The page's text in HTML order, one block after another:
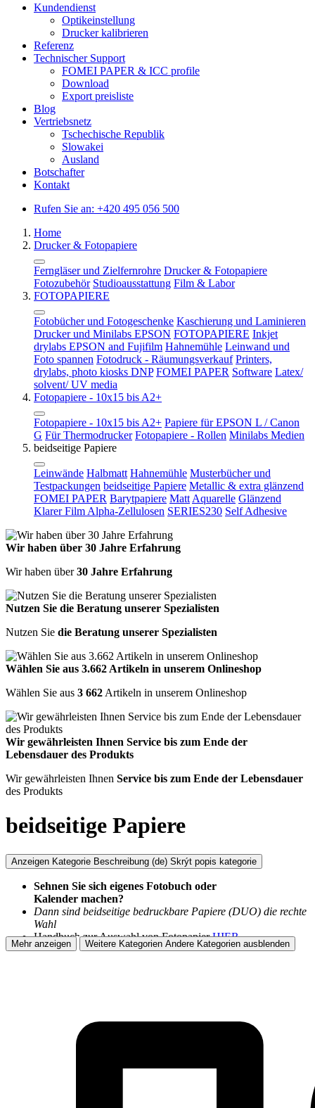
Kundendienst
Optikeinstellung
Drucker kalibrieren
Referenz
Technischer Support
FOMEI PAPER & ICC profile
Download
Export preisliste
Blog
Vertriebsnetz
Tschechische Republik
Slowakei
Ausland
Botschafter
Kontakt
Rufen Sie an: +420 495 056 500
Home
Drucker & Fotopapiere
Ferngläser und Zielfernrohre Drucker & Fotopapiere
Fotozubehör Studioausstattung Film & Labor
FOTOPAPIERE
Fotobücher und Fotogeschenke Kaschierung und Laminieren
Drucker und Minilabs EPSON FOTOPAPIERE Inkjet
drylabs EPSON and Fujifilm Hahnemühle Leinwand und
Foto spannen Fotodruck - Räumungsverkauf Printers,
drylabs, photo kiosks DNP FOMEI PAPER Software Latex/
solvent/ UV media
Fotopapiere - 10x15 bis A2+
Fotopapiere - 10x15 bis A2+ Papiere für EPSON L / Canon
G Für Thermodrucker Fotopapiere - Rollen Minilabs Medien
beidseitige Papiere
Leinwände Halbmatt Hahnemühle Musterbücher und
Testpackungen beidseitige Papiere Metallic & extra glänzend
FOMEI PAPER Barytpapiere Matt Aquarelle Glänzend
Klarer Film Alpha-Zellulosen SERIES230 Self Adhesive
Wir haben über 30 Jahre Erfahrung
Wir haben über30 Jahre Erfahrung
Nutzen Sie die Beratung unserer Spezialisten
Nutzen Sie die Beratung unserer Spezialisten
Wählen Sie aus 3.662 Artikeln in unserem Onlineshop
Wählen Sie aus 3 662 Artikeln in unserem Onlineshop
Wir gewährleisten Ihnen Service bis zum Ende der
Lebensdauer des Produkts
Wir gewährleisten Ihnen Service bis zum Ende der Lebensdauer
des Produkts
beidseitige Papiere
Anzeigen Kategorie Beschreibung (de) Skrýt popis kategorie
Sehnen Sie sich eigenes Fotobuch oder
Kalender machen?
Dann sind beidseitige bedruckbare Papiere (DUO) die rechte
Wahl
Handbuch zur Auswahl von FotopapierHIER
Kompatibilität: Inkjet Fotodrucker Canon, EPSON, HP
Mehr anzeigen Weitere Kategorien Andere Kategorien ausblenden